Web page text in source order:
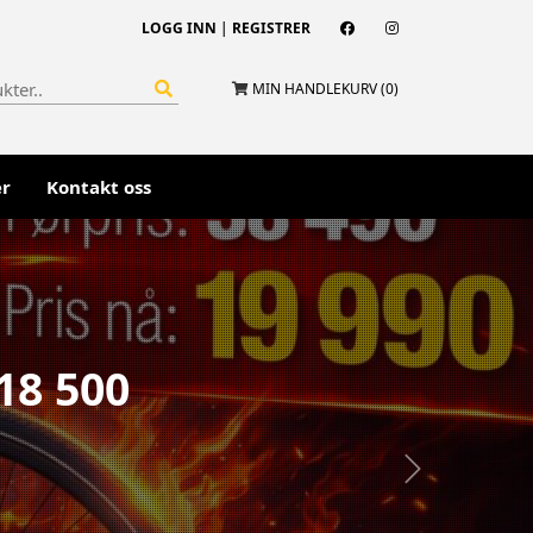
LOGG INN | REGISTRER
MIN HANDLEKURV (0)
Kontakt oss
500
Next